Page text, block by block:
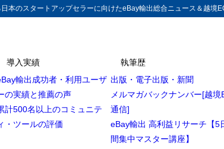
のスタートアップセラーに向けたeBay輸出総合ニュース＆越境
導入実績
輸出成功者・利用ユーザ
の実績と推薦の声
計500名以上のコミュニテ
・ツールの評価
執筆歴
出版・電子出版・新聞
メルマガバックナンバー[越境
通信]
eBay輸出 高利益リサーチ【5
間集中マスター講座】